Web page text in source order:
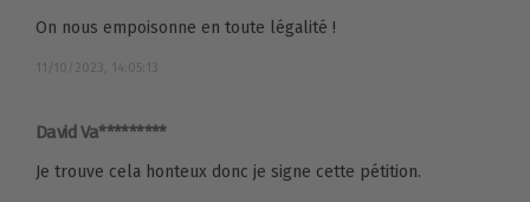
On nous empoisonne en toute légalité !
11/10/2023, 14:05:13
David Va*********
Je trouve cela honteux donc je signe cette pétition.